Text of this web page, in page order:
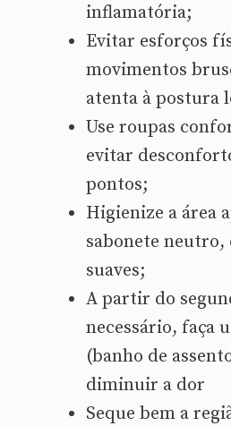
inflamatória;
Evitar esforços
movimentos
atenta à postura
Use roupas
evitar
pontos;
Higienize a área
sabonete
suaves;
A partir do
necessário, faça
(banho de
diminuir a dor
Seque bem a